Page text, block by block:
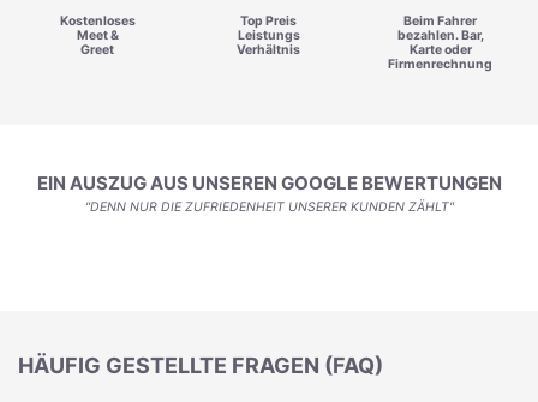
Kostenloses
Meet &
Greet
Top Preis
Leistungs
Verhältnis
Beim Fahrer
bezahlen. Bar,
Karte oder
Firmenrechnung
EIN AUSZUG AUS UNSEREN GOOGLE BEWERTUNGEN
"DENN NUR DIE ZUFRIEDENHEIT UNSERER KUNDEN ZÄHLT"
HÄUFIG GESTELLTE FRAGEN (FAQ)